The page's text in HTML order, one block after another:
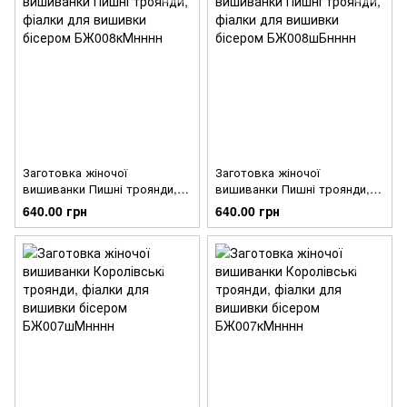
Заготовка жіночої
вишиванки Пишні троянди,
фіалки для вишивки бісером
БЖ008кМнннн
640.00 грн
Заготовка жіночої
вишиванки Пишні троянди,
фіалки для вишивки бісером
БЖ008шБнннн
640.00 грн